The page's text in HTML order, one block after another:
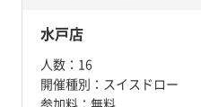
水戸店
人数： 16
開催種別： スイスドロー
参加料： 無料